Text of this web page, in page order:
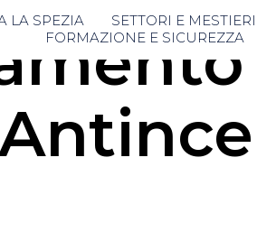
Skip
to
LA SPEZIA SETTORI E MESTIERI
FORMAZIONE E SICUREZZA